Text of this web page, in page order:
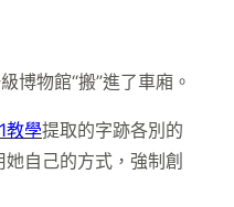
博物館“搬”進了車廂。
教學提取的字跡各別的
自己的方式，強制創